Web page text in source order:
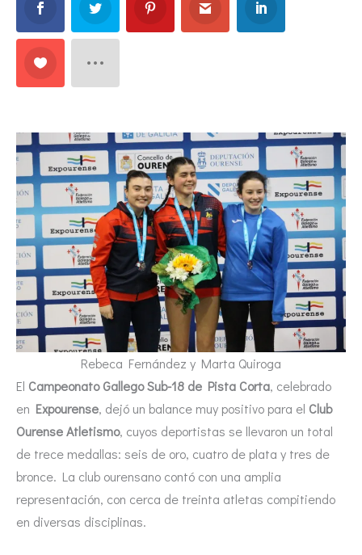
Rebeca Fernández y Marta Quiroga
El Campeonato Gallego Sub-18 de Pista Corta, celebrado
en Expourense, dejó un balance muy positivo para el Club
Ourense Atletismo, cuyos deportistas se llevaron un total
de trece medallas: seis de oro, cuatro de plata y tres de
bronce. La club ourensano contó con una amplia
representación, con cerca de treinta atletas compitiendo
en diversas disciplinas.